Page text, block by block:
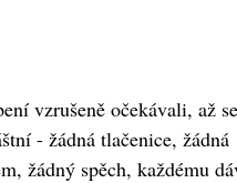
vzrušeně očekávali, až
- žádná tlačenice, žádná
žádný spěch, každému